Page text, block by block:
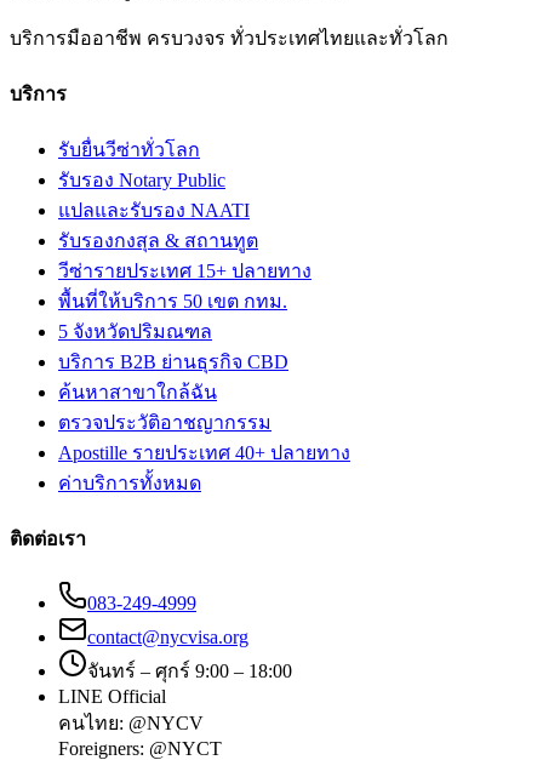
บริการมืออาชีพ ครบวงจร ทั่วประเทศไทยและทั่วโลก
บริการ
รับยื่นวีซ่าทั่วโลก
รับรอง Notary Public
แปลและรับรอง NAATI
รับรองกงสุล & สถานทูต
วีซ่ารายประเทศ 15+ ปลายทาง
พื้นที่ให้บริการ 50 เขต กทม.
5 จังหวัดปริมณฑล
บริการ B2B ย่านธุรกิจ CBD
ค้นหาสาขาใกล้ฉัน
ตรวจประวัติอาชญากรรม
Apostille รายประเทศ 40+ ปลายทาง
ค่าบริการทั้งหมด
ติดต่อเรา
083-249-4999
contact@nycvisa.org
จันทร์ – ศุกร์ 9:00 – 18:00
LINE Official
คนไทย: @NYCV
Foreigners: @NYCT